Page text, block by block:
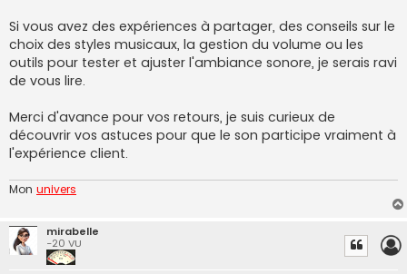
Si vous avez des expériences à partager, des conseils sur le
choix des styles musicaux, la gestion du volume ou les
outils pour tester et ajuster l'ambiance sonore, je serais ravi
de vous lire.
Merci d'avance pour vos retours, je suis curieux de
découvrir vos astuces pour que le son participe vraiment à
l'expérience client.
Mon univers
mirabelle
-20 VU